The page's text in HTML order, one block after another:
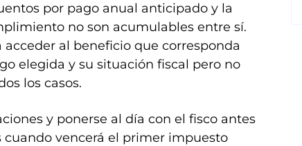
por pago anual anticipado y la
no son acumulables entre sí.
al beneficio que corresponda
elegida y su situación fiscal pero no
los casos.
y ponerse al día con el fisco antes
cuando vencerá el primer impuesto